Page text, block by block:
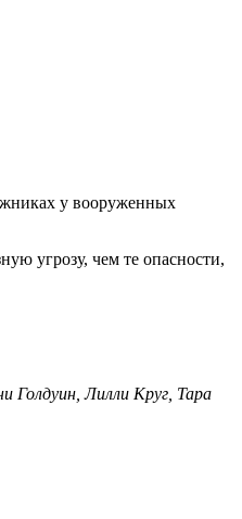
у вооруженных
угрозу, чем те опасности,
Голдуин, Лилли Круг, Тара